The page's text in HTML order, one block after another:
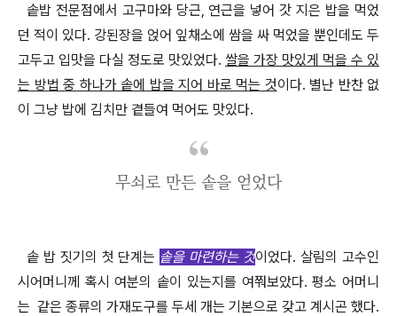
솥밥 전문점에서 고구마와 당근 연근을 넣어 갓 지은 밥을 먹었
던 적이 있다. 강된장을 얹어 잎채소에 쌈을 싸 먹었을 뿐인데도 두
고두고 입맛을 다실 정도로 맛있었다. 쌀을 가장 맛있게 먹을 수 있
는 방법 중 하나가 솥에 밥을 지어 바로 먹는 것이다. 별난 반찬 없
이 그냥 밥에 김치만 곁들여 먹어도 맛있다.
무쇠로 만든 솥을 얻었다
솥 밥 짓기의 첫 단계는 솥을 마련하는 것이었다. 살림의 고수인
시어머니께 혹시 여분의 솥이 있는지를 여쭤보았다.평소 어머니
는 같은 종류의 가재도구를 두세 개는 기본으로 갖고 계시곤 했다.